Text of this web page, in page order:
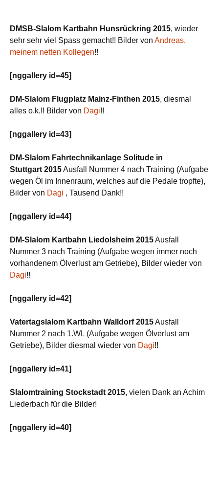
DMSB-Slalom Kartbahn Hunsrückring 2015, wieder
sehr sehr viel Spass gemacht!! Bilder von Andreas,
meinem netten Kollegen!!
[nggallery id=45]
DM-Slalom Flugplatz Mainz-Finthen 2015, diesmal
alles o.k.!! Bilder von Dagi!!
[nggallery id=43]
DM-Slalom Fahrtechnikanlage Solitude in
Stuttgart 2015Ausfall Nummer 4 nach Training (Aufgabe
wegen Öl im Innenraum, welches auf die Pedale tropfte),
Bilder von Dagi , Tausend Dank!!
[nggallery id=44]
DM-Slalom Kartbahn Liedolsheim 2015Ausfall
Nummer 3 nach Training (Aufgabe wegen immer noch
vorhandenem Ölverlust am Getriebe), Bilder wieder von
Dagi!!
[nggallery id=42]
Vatertagslalom Kartbahn Walldorf 2015Ausfall
Nummer 2 nach 1.WL (Aufgabe wegen Ölverlust am
Getriebe), Bilder diesmal wieder von Dagi!!
[nggallery id=41]
Slalomtraining Stockstadt 2015, vielen Dank an Achim
Liederbach für die Bilder!
[nggallery id=40]